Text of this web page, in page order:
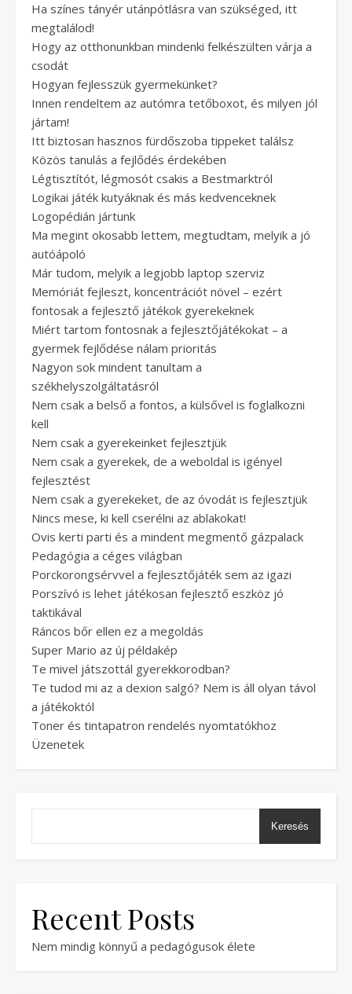
Ha színes tányér utánpótlásra van szükséged, itt
megtalálod!
Hogy az otthonunkban mindenki felkészülten várja a
csodát
Hogyan fejlesszük gyermekünket?
Innen rendeltem az autómra tetőboxot, és milyen jól
jártam!
Itt biztosan hasznos fürdőszoba tippeket találsz
Közös tanulás a fejlődés érdekében
Légtisztítót, légmosót csakis a Bestmarktról
Logikai játék kutyáknak és más kedvenceknek
Logopédián jártunk
Ma megint okosabb lettem, megtudtam, melyik a jó
autóápoló
Már tudom, melyik a legjobb laptop szerviz
Memóriát fejleszt, koncentrációt növel – ezért
fontosak a fejlesztő játékok gyerekeknek
Miért tartom fontosnak a fejlesztőjátékokat – a
gyermek fejlődése nálam prioritás
Nagyon sok mindent tanultam a
székhelyszolgáltatásról
Nem csak a belső a fontos, a külsővel is foglalkozni
kell
Nem csak a gyerekeinket fejlesztjük
Nem csak a gyerekek, de a weboldal is igényel
fejlesztést
Nem csak a gyerekeket, de az óvodát is fejlesztjük
Nincs mese, ki kell cserélni az ablakokat!
Ovis kerti parti és a mindent megmentő gázpalack
Pedagógia a céges világban
Porckorongsérvvel a fejlesztőjáték sem az igazi
Porszívó is lehet játékosan fejlesztő eszköz jó
taktikával
Ráncos bőr ellen ez a megoldás
Super Mario az új példakép
Te mivel játszottál gyerekkorodban?
Te tudod mi az a dexion salgó? Nem is áll olyan távol
a játékoktól
Toner és tintapatron rendelés nyomtatókhoz
Üzenetek
Keresés
Recent Posts
Nem mindig könnyű a pedagógusok élete